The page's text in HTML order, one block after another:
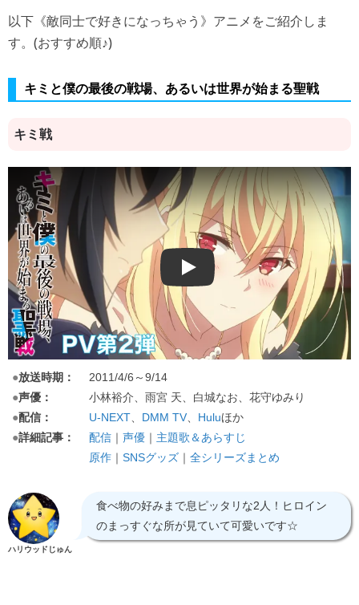
以下《敵同士で好きになっちゃう》アニメをご紹介しま
す。(おすすめ順♪)
キミと僕の最後の戦場、あるいは世界が始まる聖戦
キミ戦
Play
●放送時期：
2011/4/6～9/14
●声優：
小林裕介、雨宮 天、白城なお、花守ゆみり
●配信： U-NEXT、 DMM TV、 Huluほか
●詳細記事： 配信 ｜ 声優 ｜ 主題歌＆あらすじ
原作 ｜ SNSグッズ ｜ 全シリーズまとめ
ハリウッドじゅん
食べ物の好みまで息ピッタリな2人！ヒロイン
のまっすぐな所が見ていて可愛いです☆